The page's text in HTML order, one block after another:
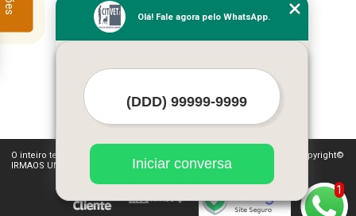
Missão
Serviços
O inteiro teor deste site está sujeito à proteção de direitos autorais. Copyright©
IRMAOS UNGAR LTDA (Lei 9610 de 19/02/1998)
1
Olá! Fale agora pelo WhatsApp.
Iniciar conversa